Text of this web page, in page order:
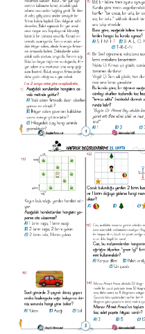
kelime
için
arama
sonuçları: